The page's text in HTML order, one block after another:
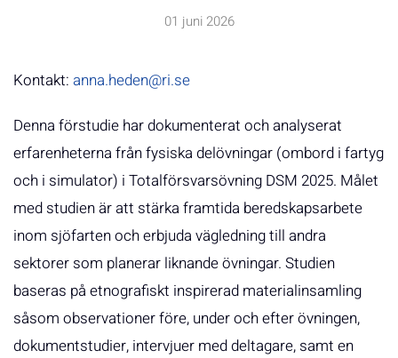
01 juni 2026
Kontakt: anna.heden@ri.se
Denna förstudie har dokumenterat och analyserat
erfarenheterna från fysiska delövningar (ombord i fartyg
och i simulator) i Totalförsvarsövning DSM 2025. Målet
med studien är att stärka framtida beredskapsarbete
inom sjöfarten och erbjuda vägledning till andra
sektorer som planerar liknande övningar. Studien
baseras på etnografiskt inspirerad materialinsamling
såsom observationer före, under och efter övningen,
dokumentstudier, intervjuer med deltagare, samt en